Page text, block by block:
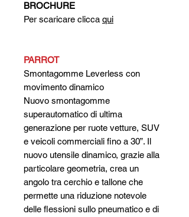
BROCHURE
Per scaricare clicca qui
PARROT
Smontagomme Leverless con
movimento dinamico
Nuovo smontagomme
superautomatico di ultima
generazione per ruote vetture, SUV
e veicoli commerciali fino a 30”. Il
nuovo utensile dinamico, grazie alla
particolare geometria, crea un
angolo tra cerchio e tallone che
permette una riduzione notevole
delle flessioni sullo pneumatico e di